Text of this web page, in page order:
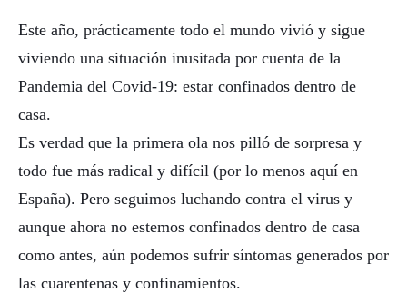
Este año, prácticamente todo el mundo vivió y sigue
viviendo una situación inusitada por cuenta de la
Pandemia del Covid-19: estar confinados dentro de
casa.
Es verdad que la primera ola nos pilló de sorpresa y
todo fue más radical y difícil (por lo menos aquí en
España). Pero seguimos luchando contra el virus y
aunque ahora no estemos confinados dentro de casa
como antes, aún podemos sufrir síntomas generados por
las cuarentenas y confinamientos.